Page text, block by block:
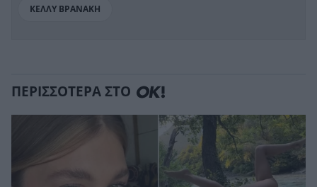
ΚΕΛΛΥ ΒΡΑΝΑΚΗ
ΠΕΡΙΣΣΟΤΕΡΑ ΣΤΟ